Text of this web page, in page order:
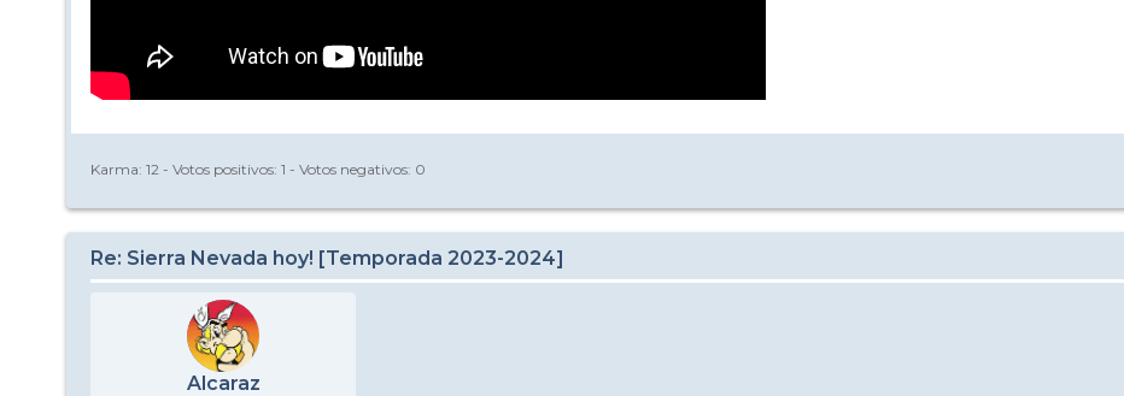
Karma: 12 - Votos positivos: 1 - Votos negativos: 0
Re: Sierra Nevada hoy! [Temporada 2023-2024]
Alcaraz